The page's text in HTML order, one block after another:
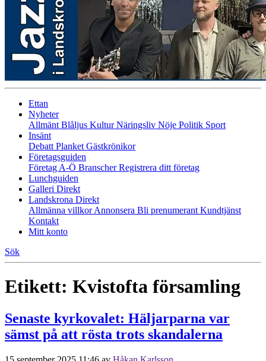
Ettan
Nyheter
Allmänt Blåljus KulturNäringsliv Nöje Politik Sport
Insänt
Debatt Planket Gästkrönikor
Företagsguiden
Företag A-Ö BranscherRegistrera ditt företag
Lunchguiden
Galleri Direkt
Landskrona Direkt
Allmänna villkorAnnonsera Bli prenumerant Kundtjänst
Kontakt
Mitt konto
Sök
Etikett: Kvistofta församling
Senaste kyrkovalet: Häljarparna var
sämst på att rösta trots skandalerna